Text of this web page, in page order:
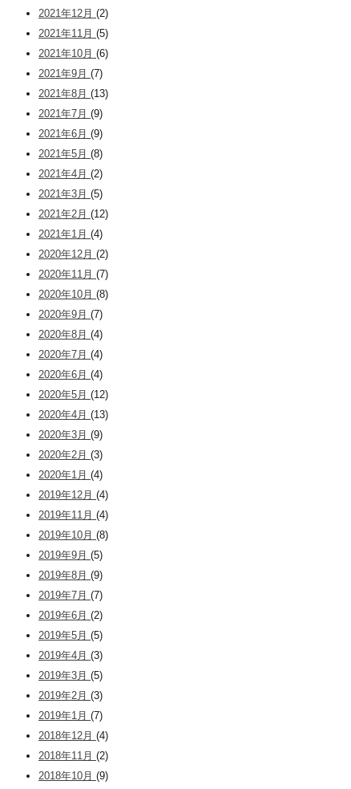
2021年12月 (2)
2021年11月 (5)
2021年10月 (6)
2021年9月 (7)
2021年8月 (13)
2021年7月 (9)
2021年6月 (9)
2021年5月 (8)
2021年4月 (2)
2021年3月 (5)
2021年2月 (12)
2021年1月 (4)
2020年12月 (2)
2020年11月 (7)
2020年10月 (8)
2020年9月 (7)
2020年8月 (4)
2020年7月 (4)
2020年6月 (4)
2020年5月 (12)
2020年4月 (13)
2020年3月 (9)
2020年2月 (3)
2020年1月 (4)
2019年12月 (4)
2019年11月 (4)
2019年10月 (8)
2019年9月 (5)
2019年8月 (9)
2019年7月 (7)
2019年6月 (2)
2019年5月 (5)
2019年4月 (3)
2019年3月 (5)
2019年2月 (3)
2019年1月 (7)
2018年12月 (4)
2018年11月 (2)
2018年10月 (9)